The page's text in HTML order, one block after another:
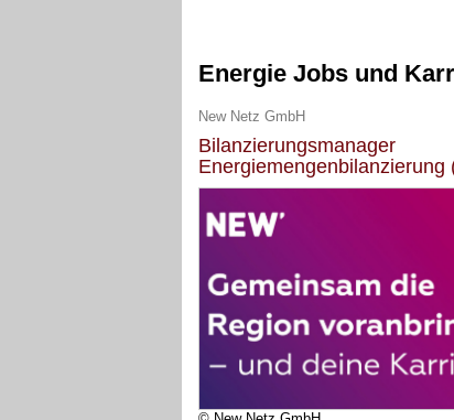
Energie Jobs und
New Netz GmbH
Bilanzierungsmanager
Energiemengenbilanzierung